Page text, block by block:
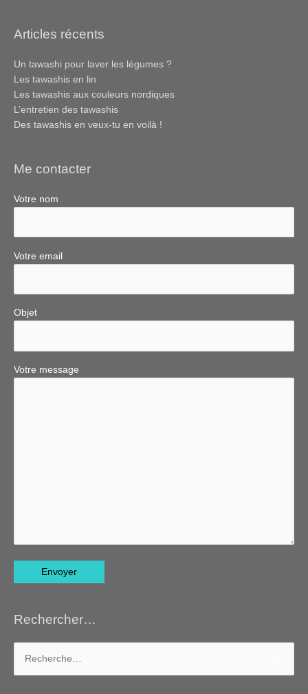
Articles récents
Un tawashi pour laver les légumes ?
Les tawashis en lin
Les tawashis aux couleurs nordiques
L’entretien des tawashis
Des tawashis en veux-tu en voilà !
Me contacter
Votre nom
Votre email
Objet
Votre message
Rechercher…